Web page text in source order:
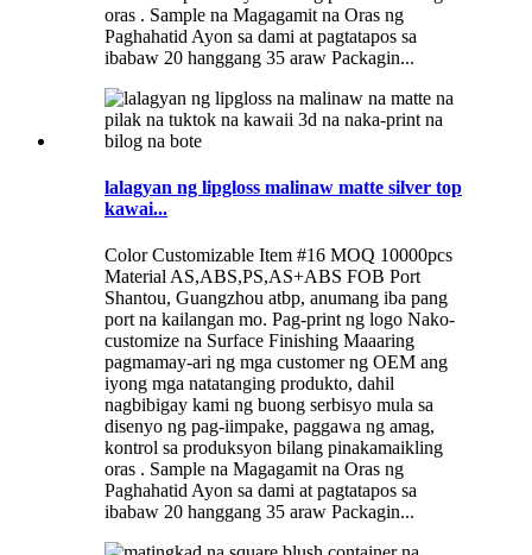
oras . Sample na Magagamit na Oras ng
Paghahatid Ayon sa dami at pagtatapos sa
ibabaw 20 hanggang 35 araw Packagin...
lalagyan ng lipgloss malinaw matte silver top
kawai...
Color Customizable Item #16 MOQ 10000pcs
Material AS,ABS,PS,AS+ABS FOB Port
Shantou, Guangzhou atbp, anumang iba pang
port na kailangan mo. Pag-print ng logo Nako-
customize na Surface Finishing Maaaring
pagmamay-ari ng mga customer ng OEM ang
iyong mga natatanging produkto, dahil
nagbibigay kami ng buong serbisyo mula sa
disenyo ng pag-iimpake, paggawa ng amag,
kontrol sa produksyon bilang pinakamaikling
oras . Sample na Magagamit na Oras ng
Paghahatid Ayon sa dami at pagtatapos sa
ibabaw 20 hanggang 35 araw Packagin...